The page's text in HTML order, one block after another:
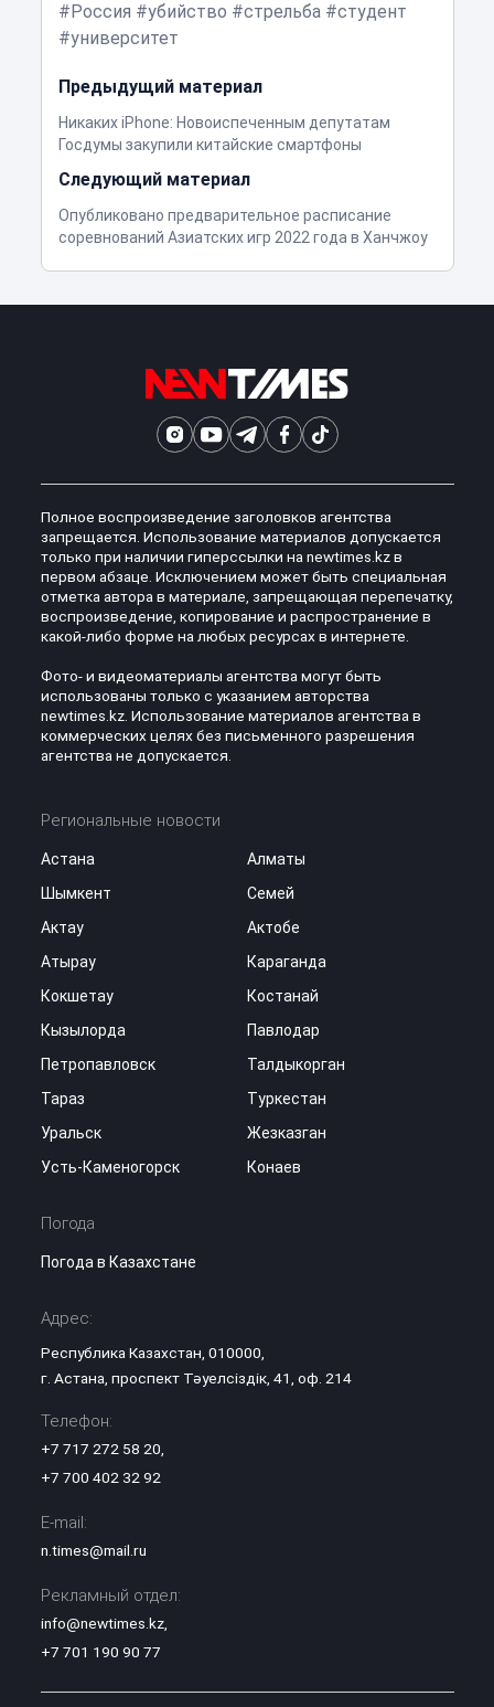
Россия
убийство стрельба
студент
университет
Предыдущий материал
Никаких iPhone: Новоиспеченным депутатам
Госдумы закупили китайские смартфоны
Следующий материал
Опубликовано предварительное расписание
соревнований Азиатских игр 2022 года в Ханчжоу
Полное воспроизведение заголовков агентства
запрещается. Использование материалов допускается
только при наличии гиперссылки на newtimes.kz в
первом абзаце. Исключением может быть специальная
отметка автора в материале, запрещающая перепечатку,
воспроизведение, копирование и распространение в
какой-либо форме на любых ресурсах в интернете.
Фото- и видеоматериалы агентства могут быть
использованы только с указанием авторства
newtimes.kz. Использование материалов агентства в
коммерческих целях без письменного разрешения
агентства не допускается.
Региональные новости
Астана
Алматы
Шымкент
Семей
Актау
Актобе
Атырау
Караганда
Кокшетау
Костанай
Кызылорда
Павлодар
Петропавловск
Талдыкорган
Тараз
Туркестан
Уральск
Жезказган
Усть-Каменогорск
Конаев
Погода
Погода в Казахстане
Адрес:
Республика Казахстан, 010000,
г. Астана, проспект Тәуелсіздік, 41, оф. 214
Телефон:
+7 717 272 58 20
+7 700 402 32 92
E-mail:
n.times@mail.ru
Рекламный отдел:
info@newtimes.kz,
+7 701 190 90 77